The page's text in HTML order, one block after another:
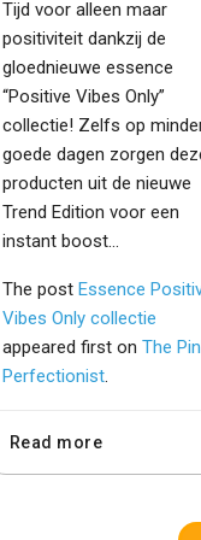
Tijd voor alleen maar
positiviteit dankzij de
gloednieuwe essence
“Positive Vibes Only”
collectie! Zelfs op
goede dagen zorgen
producten uit de nieuwe
Trend Edition voor een
instant boost…
The post Essence
Vibes Only collectie
appeared first on The
Perfectionist.
Read more